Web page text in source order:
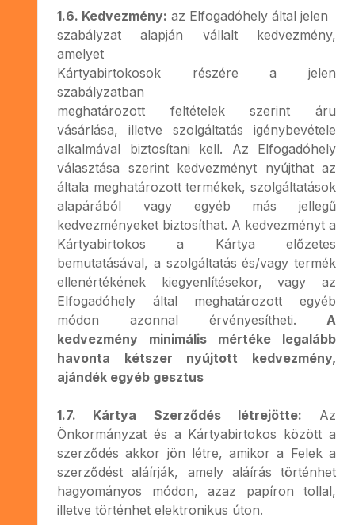
1.6. Kedvezmény: az Elfogadóhely által jelen
szabályzat alapján vállalt kedvezmény,
amelyet
Kártyabirtokosok részére a jelen
szabályzatban
meghatározott feltételek szerint áru
vásárlása, illetve szolgáltatás igénybevétele
alkalmával biztosítani kell. Az Elfogadóhely
választása szerint kedvezményt nyújthat az
általa meghatározott termékek, szolgáltatások
alapárából vagy egyéb más jellegű
kedvezményeket biztosíthat. A kedvezményt a
Kártyabirtokos a Kártya előzetes
bemutatásával, a szolgáltatás és/vagy termék
ellenértékének kiegyenlítésekor, vagy az
Elfogadóhely által meghatározott egyéb
módon azonnal érvényesítheti. A
kedvezmény minimális mértéke legalább
havonta kétszer nyújtott kedvezmény,
ajándék egyéb gesztus
1.7. Kártya Szerződés létrejötte: Az
Önkormányzat és a Kártyabirtokos között a
szerződés akkor jön létre, amikor a Felek a
szerződést aláírják, amely aláírás történhet
hagyományos módon, azaz papíron tollal,
illetve történhet elektronikus úton.